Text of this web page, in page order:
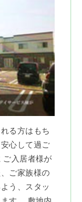
る方はもち
心して過ご
ご入居者様が
ご家族様の
う、スタッ